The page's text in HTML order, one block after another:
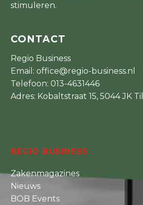
stimuleren.
CONTACT
Regio Business
Email: office@regio-business.nl
Telefoon: 013-4631446
Adres: Kobaltstraat 15, 5044 JK
REGIO BUSINESS
Zakenmagazines
Nieuws
BOB Events